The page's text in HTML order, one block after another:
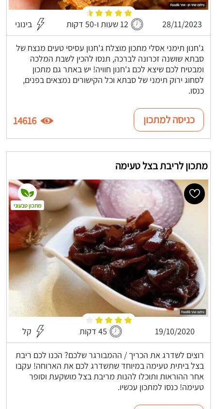
28/11/2023 12 שעות ו-50 דקות בינוני
ג'חנון תימני אסלי מתכון מוצלח ג'חנון עסיסי טעים מנצח של
סבתא שושנה זכרונה לברכה, תנסו להכין לשבת המלכה
ומבטיח לכם שיצא לכם ג'חנון חוויה! יש באתר גם מתכון
לסחוג ירוק תימני של סבתא וכל הקישורים נמצאים בפנים,
כנסו.
כניסה למתכון 14616
מתכון לריבת בצל טעימה
19/10/2020 45 דקות קל
רוצים לשדרג את הכריך / ההמבורגר שלכם? הכנו לכם ריבת
בצל ביתית טעימה במיוחד שתשדרג לכם את הארוחה! עקבו
אחר ההוראות ותוכלו להנות מריבת בצל מושקעת וסופר
טעימה! כנסו למתכון עכשיו.
מתכון טבעוני